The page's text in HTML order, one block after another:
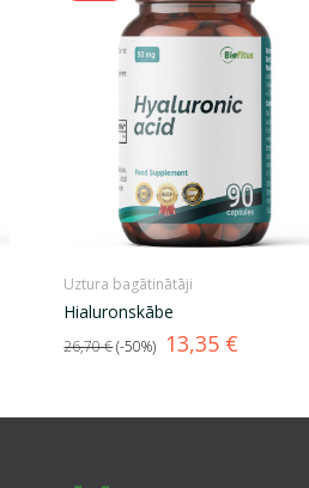
Uztura bagātinātāji
Hialuronskābe
Standarta
cena
26,70 € -50% Cena
13,35 €